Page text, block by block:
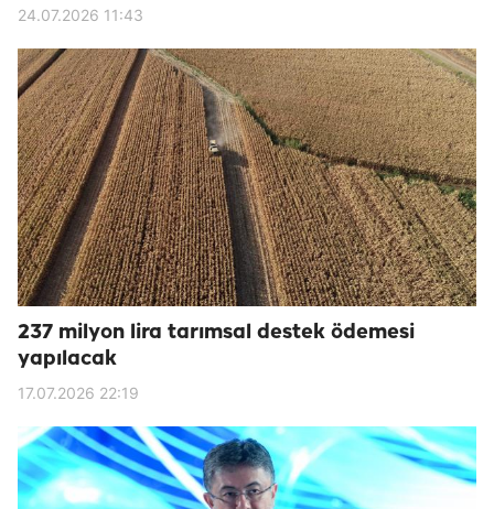
24.07.2026 11:43
237 milyon lira tarımsal destek ödemesi
yapılacak
17.07.2026 22:19